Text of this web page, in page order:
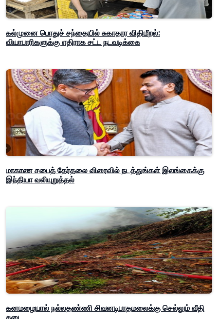
கல்முனை பொதுச் சந்தையில் சுகாதார விதிமீறல்:
வியாபாரிகளுக்கு எதிராக சட்ட நடவடிக்கை
மாகாண சபைத் தேர்தலை விரைவில் நடத்துங்கள் இலங்கைக்கு
இந்தியா வலியுறுத்தல்
கனமழையால் நல்லதண்ணி சிவனடிபாதமலைக்கு செல்லும் வீதி